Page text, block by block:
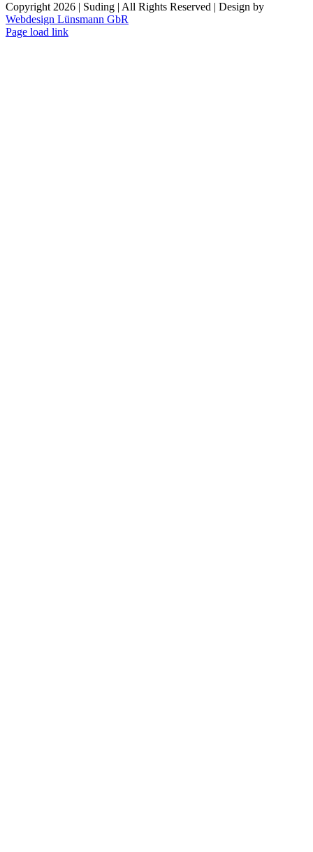
Copyright 2026 | Suding | All Rights Reserved | Design by
Webdesign Lünsmann GbR
Page load link